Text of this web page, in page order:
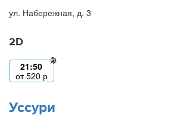
ул. Набережная, д. 3
2D
21:50
от520 р
Уссури